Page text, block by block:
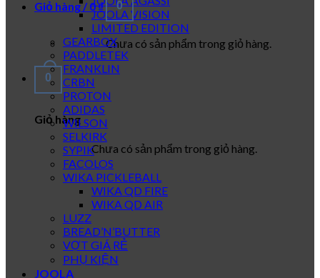
Giỏ hàng /0₫ 0
Chưa có sản phẩm trong giỏ hàng.
0
Giỏ hàng
Chưa có sản phẩm trong giỏ hàng.
JOOLA VISION
LIMITED EDITION
GEARBOX
PADDLETEK
FRANKLIN
CRBN
PROTON
ADIDAS
WILSON
SELKIRK
SYPIK
FACOLOS
WIKA PICKLEBALL
WIKA QD FIRE
WIKA QD AIR
LUZZ
BREAD’N’BUTTER
VỢT GIÁ RẺ
PHỤ KIỆN
JOOLA